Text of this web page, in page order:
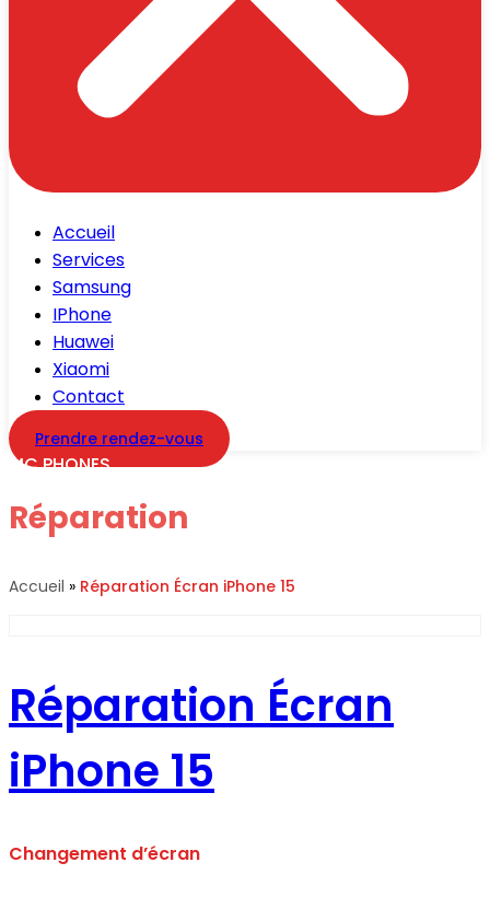
Accueil
Services
Samsung
IPhone
Huawei
Xiaomi
Contact
Prendre rendez-vous
MC PHONES
Réparation
Accueil » Réparation Écran iPhone 15
Réparation Écran
iPhone 15
Changement d’écran